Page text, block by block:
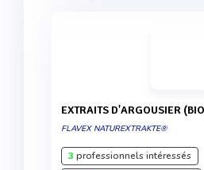
EXTRAITS D'ARGOUSIER
FLAVEX NATUREXTRAKTE®
3 professionnels intéressés